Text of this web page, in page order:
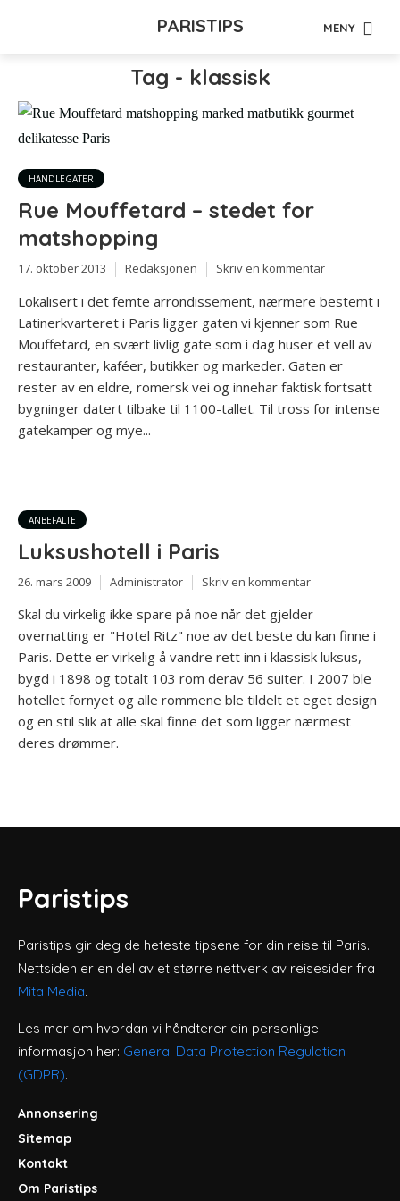
PARISTIPS MENY
Tag - klassisk
HANDLEGATER
Rue Mouffetard – stedet for
matshopping
17. oktober 2013 Redaksjonen Skriv en kommentar
Lokalisert i det femte arrondissement, nærmere bestemt i
Latinerkvarteret i Paris ligger gaten vi kjenner som Rue
Mouffetard, en svært livlig gate som i dag huser et vell av
restauranter, kaféer, butikker og markeder. Gaten er
rester av en eldre, romersk vei og innehar faktisk fortsatt
bygninger datert tilbake til 1100-tallet. Til tross for intense
gatekamper og mye...
ANBEFALTE
Luksushotell i Paris
26. mars 2009 Administrator Skriv en kommentar
Skal du virkelig ikke spare på noe når det gjelder
overnatting er "Hotel Ritz" noe av det beste du kan finne i
Paris. Dette er virkelig å vandre rett inn i klassisk luksus,
bygd i 1898 og totalt 103 rom derav 56 suiter. I 2007 ble
hotellet fornyet og alle rommene ble tildelt et eget design
og en stil slik at alle skal finne det som ligger nærmest
deres drømmer.
Paristips
Paristips gir deg de heteste tipsene for din reise til Paris.
Nettsiden er en del av et større nettverk av reisesider fra
Mita Media.
Les mer om hvordan vi håndterer din personlige
informasjon her: General Data Protection Regulation
(GDPR).
Annonsering
Sitemap
Kontakt
Om Paristips